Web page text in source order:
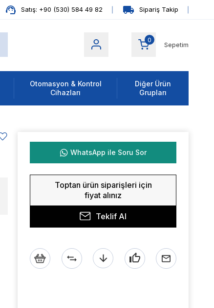
Satış: +90 (530) 584 49 82 Sipariş Takip
Sepetim
0
Otomasyon & Kontrol
Cihazları
Diğer Ürün
Grupları
WhatsApp ile Soru Sor
Toptan ürün siparişleri için
fiyat alınız
Teklif Al